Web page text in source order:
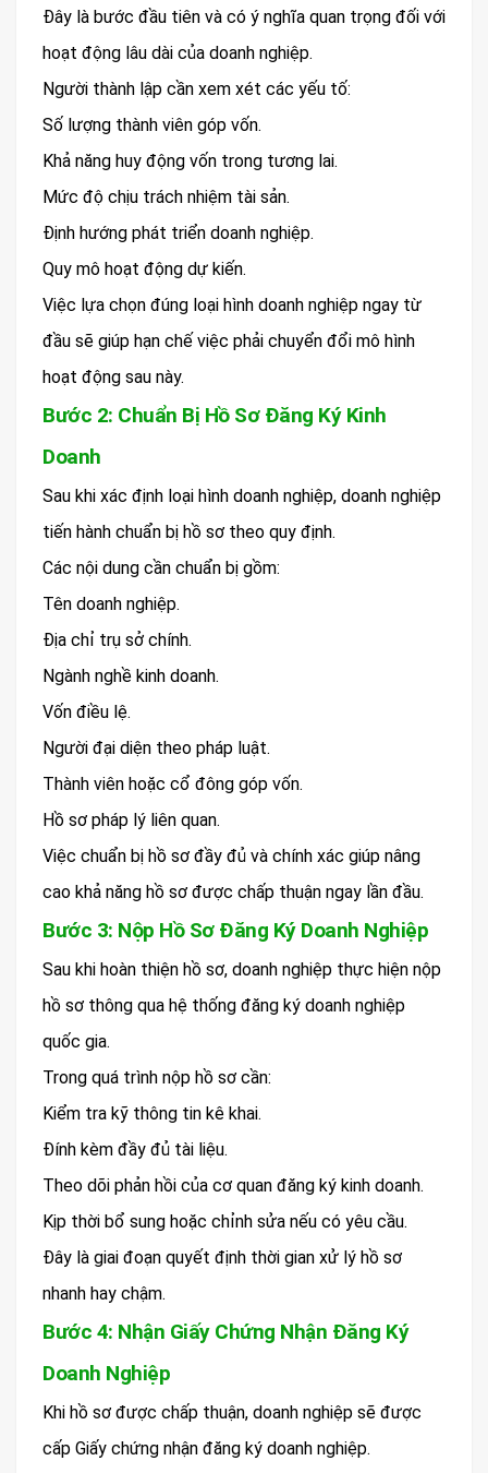
Đây là bước đầu tiên và có ý nghĩa quan trọng đối với
hoạt động lâu dài của doanh nghiệp.
Người thành lập cần xem xét các yếu tố:
Số lượng thành viên góp vốn.
Khả năng huy động vốn trong tương lai.
Mức độ chịu trách nhiệm tài sản.
Định hướng phát triển doanh nghiệp.
Quy mô hoạt động dự kiến.
Việc lựa chọn đúng loại hình doanh nghiệp ngay từ
đầu sẽ giúp hạn chế việc phải chuyển đổi mô hình
hoạt động sau này.
Bước 2: Chuẩn Bị Hồ Sơ Đăng Ký Kinh
Doanh
Sau khi xác định loại hình doanh nghiệp, doanh nghiệp
tiến hành chuẩn bị hồ sơ theo quy định.
Các nội dung cần chuẩn bị gồm:
Tên doanh nghiệp.
Địa chỉ trụ sở chính.
Ngành nghề kinh doanh.
Vốn điều lệ.
Người đại diện theo pháp luật.
Thành viên hoặc cổ đông góp vốn.
Hồ sơ pháp lý liên quan.
Việc chuẩn bị hồ sơ đầy đủ và chính xác giúp nâng
cao khả năng hồ sơ được chấp thuận ngay lần đầu.
Bước 3: Nộp Hồ Sơ Đăng Ký Doanh Nghiệp
Sau khi hoàn thiện hồ sơ, doanh nghiệp thực hiện nộp
hồ sơ thông qua hệ thống đăng ký doanh nghiệp
quốc gia.
Trong quá trình nộp hồ sơ cần:
Kiểm tra kỹ thông tin kê khai.
Đính kèm đầy đủ tài liệu.
Theo dõi phản hồi của cơ quan đăng ký kinh doanh.
Kịp thời bổ sung hoặc chỉnh sửa nếu có yêu cầu.
Đây là giai đoạn quyết định thời gian xử lý hồ sơ
nhanh hay chậm.
Bước 4: Nhận Giấy Chứng Nhận Đăng Ký
Doanh Nghiệp
Khi hồ sơ được chấp thuận, doanh nghiệp sẽ được
cấp Giấy chứng nhận đăng ký doanh nghiệp.